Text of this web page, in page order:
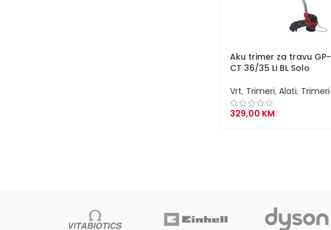
Aku trimer za travu GP-
CT 36/35 Li BL Solo
Vrt, Trimeri, Alati, Trimeri
329,00 KM